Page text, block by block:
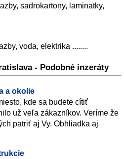
sadrokartony, laminatky,
voda, elektrika ........
- Podobné inzeráty
a okolie
kde sa budete cítiť
už veľa zákazníkov. Veríme že
patriť aj Vy. Obhliadka aj